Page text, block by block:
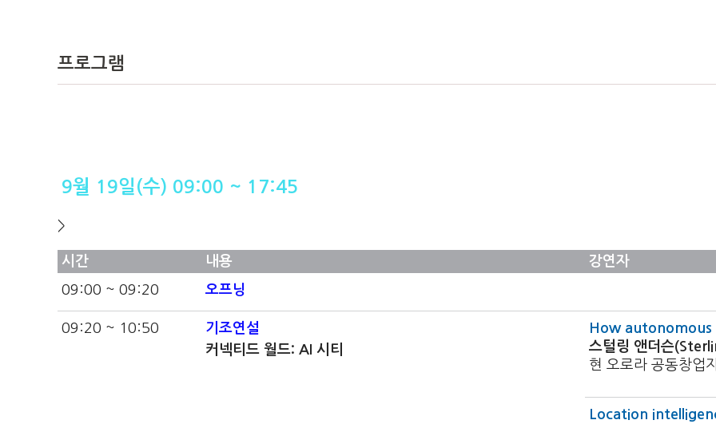
프로그램
9월 19일(수) 09:00 ~ 17:45
>
시간 내용
강연자
09:00 ~ 09:20
오프닝
09:20 ~ 10:50
기조연설
커넥티드 월드: AI 시티
How
스털링 앤더슨
현 오로라 공동창업
Location